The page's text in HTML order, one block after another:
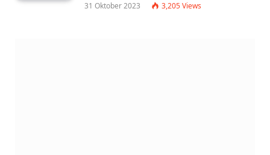
31 Oktober 2023 3,205Views